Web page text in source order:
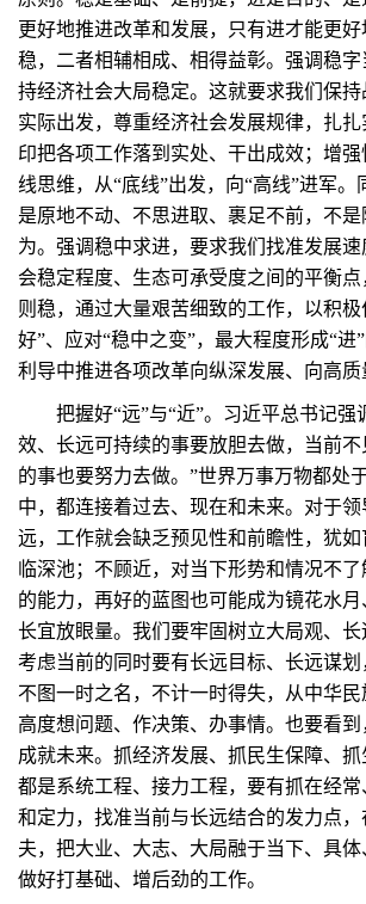
更好地推进改革和发展，只有进才能更
稳，二者相辅相成、相得益彰。强调稳
持经济社会大局稳定。这就要求我们保
实际出发，尊重经济社会发展规律，扎
印把各项工作落到实处、干出成效；增
线思维，从“底线”出发，向“高线”进军。
是原地不动、不思进取、裹足不前，不
为。强调稳中求进，要求我们找准发展
会稳定程度、生态可承受度之间的平衡
则稳，通过大量艰苦细致的工作，以积极
好”、应对“稳中之变”，最大程度形成“进
利导中推进各项改革向纵深发展、向高质
把握好“远”与“近”。习近平总书记强
效、长远可持续的事要放胆去做，当前
的事也要努力去做。”世界万事万物都处
中，都连接着过去、现在和未来。对于
远，工作就会缺乏预见性和前瞻性，犹
临深池；不顾近，对当下形势和情况不
的能力，再好的蓝图也可能成为镜花水
长宜放眼量。我们要牢固树立大局观、
考虑当前的同时要有长远目标、长远谋划
不图一时之名，不计一时得失，从中华
高度想问题、作决策、办事情。也要看
成就未来。抓经济发展、抓民生保障、抓
都是系统工程、接力工程，要有抓在经
和定力，找准当前与长远结合的发力点
夫，把大业、大志、大局融于当下、具
做好打基础、增后劲的工作。